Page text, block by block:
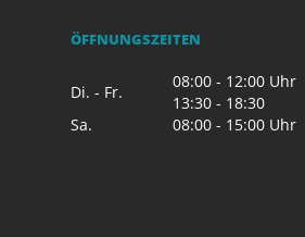
ÖFFNUNGSZEITEN
Di. - Fr.
08:00 - 12:00 Uhr
13:30 - 18:30
Sa.
08:00 - 15:00 Uhr